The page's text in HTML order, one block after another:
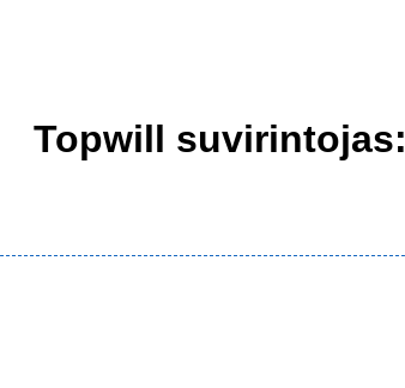
Topwill suvirintojas: